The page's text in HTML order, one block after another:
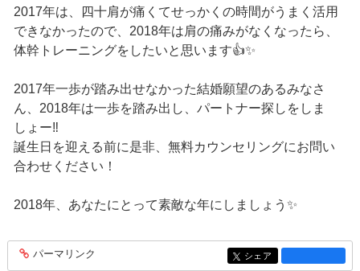
2017年は、四十肩が痛くてせっかくの時間がうまく活用
できなかったので、2018年は肩の痛みがなくなったら、
体幹トレーニングをしたいと思います👍✨
2017年一歩が踏み出せなかった結婚願望のあるみなさ
ん、2018年は一歩を踏み出し、パートナー探しをしま
しょー‼️
誕生日を迎える前に是非、無料カウンセリングにお問い
合わせください！
2018年、あなたにとって素敵な年にしましょう✨
entry1310
パーマリンク entry1310
シェア